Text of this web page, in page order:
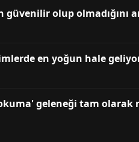
güvenilir olup
en yoğun hale
geleneği tam